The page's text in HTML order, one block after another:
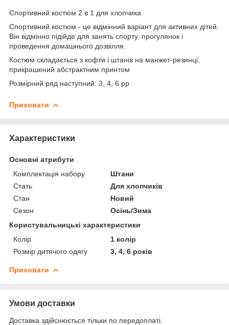
Спортивний костюм 2 в 1 для хлопчика
Спортивний костюм - це відмінний варіант для активних дітей.
Він відмінно підійде для занять спорту, прогулянок і
проведення домашнього дозвілля.
Костюм складається з кофти і штанів на манжет-резинці,
прикрашений абстрактним принтом
Розмірний ряд наступний: 3, 4, 6 рр
Приховати
Характеристики
Основні атрибути
Комплектація набору
Штани
Стать
Для хлопчиків
Стан
Новий
Сезон
Осінь/Зима
Користувальницькі характеристики
Колір
1 колір
Розмір дитячого одягу
3, 4, 6 років
Приховати
Умови доставки
Доставка здійснюється тільки по передоплаті.